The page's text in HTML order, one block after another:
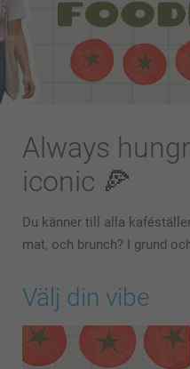
Always
iconic 🍕
Du känner till alla
mat, och brunch? I grund
Välj din vibe